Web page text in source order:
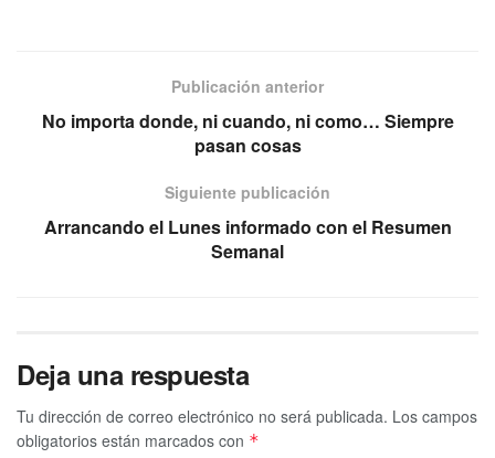
Publicación anterior
No importa donde, ni cuando, ni como… Siempre
pasan cosas
Siguiente publicación
Arrancando el Lunes informado con el Resumen
Semanal
Deja una respuesta
Tu dirección de correo electrónico no será publicada. Los campos
obligatorios están marcados con *